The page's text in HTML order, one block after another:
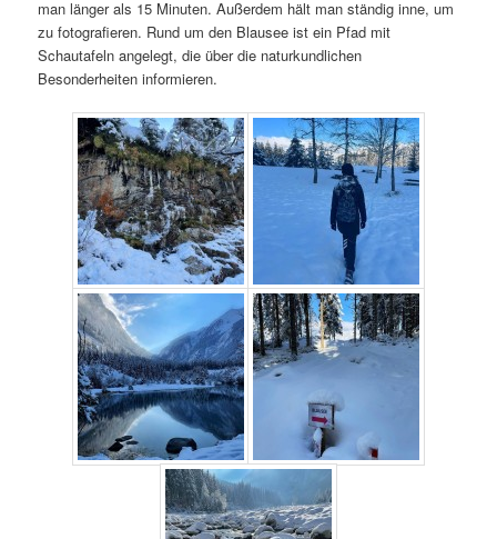
man länger als 15 Minuten. Außerdem hält man ständig inne, um
zu fotografieren. Rund um den Blausee ist ein Pfad mit
Schautafeln angelegt, die über die naturkundlichen
Besonderheiten informieren.